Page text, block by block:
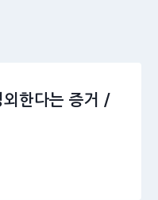
한다는 증거 /